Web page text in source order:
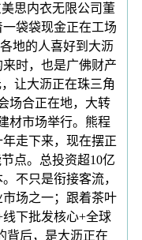
思内衣无限公司董
袋袋现金正在工场
地的人喜好到大沥
时，也是广佛财产
让大沥正在珠三角
场合正在地，大转
材市场举行。熊程
走下来，现在摆正
点。总投资超10亿
不只是衔接客流，
场之一；跟着茶叶
下批发核心+全球
背后，是大沥正在